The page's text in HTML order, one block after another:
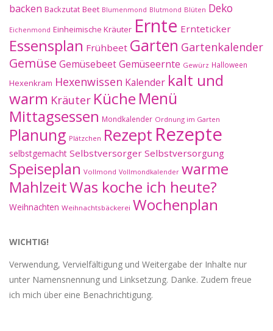
backen Backzutat Beet Blumenmond Blutmond Blüten Deko
Eichenmond Einheimische Kräuter Ernte Ernteticker
Essensplan Frühbeet Garten Gartenkalender
Gemüse GemüsebeetGemüseernte Gewürz Halloween
Hexenkram Hexenwissen Kalender kalt und
warm Kräuter Küche Menü
Mittagsessen Mondkalender Ordnung im Garten
Planung Plätzchen Rezept Rezepte
selbstgemacht Selbstversorger Selbstversorgung
Speiseplan Vollmond Vollmondkalender warme
MahlzeitWas koche ich heute?
Weihnachten Weihnachtsbäckerei Wochenplan
WICHTIG!
Verwendung, Vervielfältigung und Weitergabe der Inhalte nur
unter Namensnennung und Linksetzung. Danke. Zudem freue
ich mich über eine Benachrichtigung.